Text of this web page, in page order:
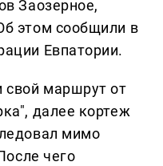
Заозерное,
этом сообщили в
Евпатории.
свой маршрут от
далее кортеж
мимо
чего